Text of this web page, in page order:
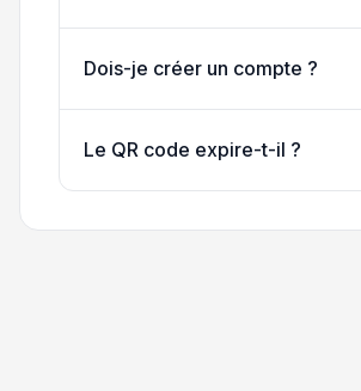
Dois-je créer un compte ?
Le QR code expire-t-il ?